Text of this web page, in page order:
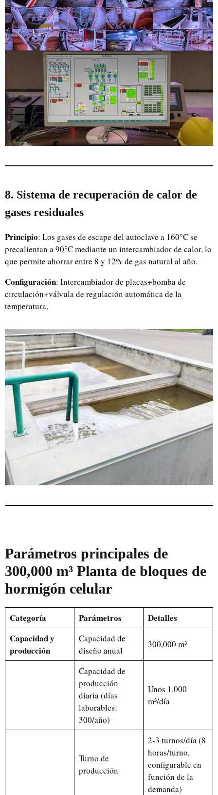
8. Sistema de recuperación de calor de
gases residuales
Principio: Los gases de escape del autoclave a 160°C se
precalientan a 90°C mediante un intercambiador de calor, lo
que permite ahorrar entre 8 y 12% de gas natural al año.
Configuración: Intercambiador de placas+bomba de
circulación+válvula de regulación automática de la
temperatura.
Parámetros principales de
300,000 m³ Planta de bloques de
hormigón celular
Categoría Parámetros
Detalles
Capacidad y
producción
Capacidad de
diseño anual
300,000 m³
Capacidad de
producción
diaria (días
laborables:
300/año)
Unos 1.000
m³/día
Turno de
producción
2-3 turnos/día (8
horas/turno,
configurable en
función de la
demanda)